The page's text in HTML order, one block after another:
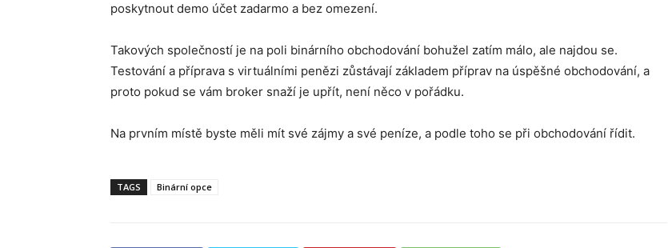
poskytnout demo účet zadarmo a bez omezení.
Takových společností je na poli binárního obchodování bohužel zatím málo, ale najdou se.
Testování a příprava s virtuálními penězi zůstávají základem příprav na úspěšné obchodování, a
proto pokud se vám broker snaží je upřít, není něco v pořádku.
Na prvním místě byste měli mít své zájmy a své peníze, a podle toho se při obchodování řídit.
TAGS Binární opce